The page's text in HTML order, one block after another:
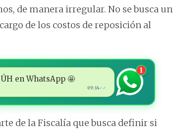
de manera irregular. No se busca un
de los costos de reposición al
en WhatsApp 🤩
09:14✓✓
1
de la Fiscalía que busca definir si